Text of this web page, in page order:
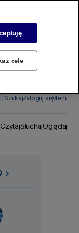
SzukajZaloguj sięMenu
CzytajSłuchajOglądaj
cele